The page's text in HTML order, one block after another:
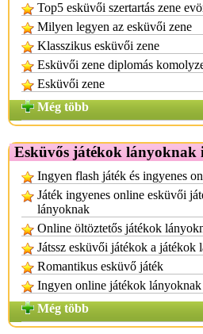
Top5 esküvői szertartás zene
Milyen legyen az esküvői zene
Klasszikus esküvői zene
Esküvői zene diplomás
Esküvői zene
Még több
Esküvős játékok lányoknak
Ingyen flash játék és ingyenes
Játék ingyenes online esküvői
lányoknak
Online öltöztetős játékok
Játssz esküvői játékok a játékok
Romantikus esküvő játék
Ingyen online játékok lányoknak
Még több